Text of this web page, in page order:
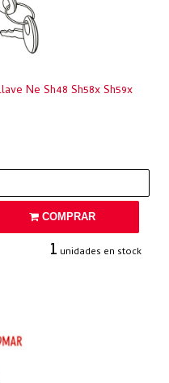
Ne Sh48 Sh58x Sh59x
COMPRAR
1 unidades en stock